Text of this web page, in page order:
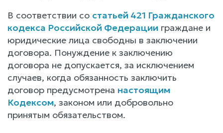
В соответствии со статьей 421 Гражданского
кодекса Российской Федерации граждане и
юридические лица свободны в заключении
договора. Понуждение к заключению
договора не допускается, за исключением
случаев, когда обязанность заключить
договор предусмотрена настоящим
Кодексом, законом или добровольно
принятым обязательством.